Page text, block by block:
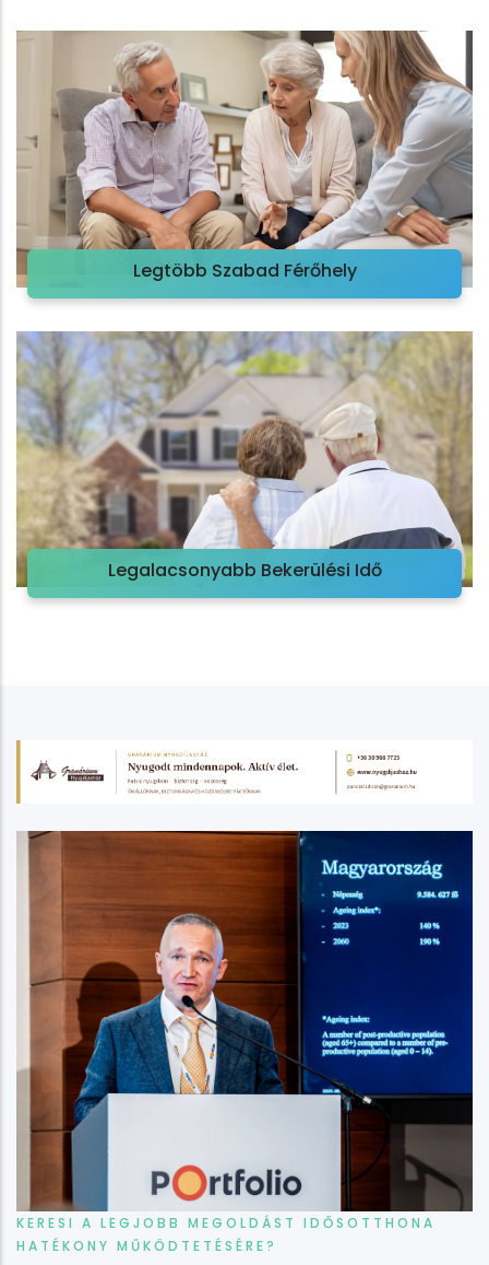
Legtöbb Szabad Férőhely
Legalacsonyabb Bekerülési Idő
KERESI A LEGJOBB MEGOLDÁST IDŐSOTTHONA
HATÉKONY MŰKÖDTETÉSÉRE?